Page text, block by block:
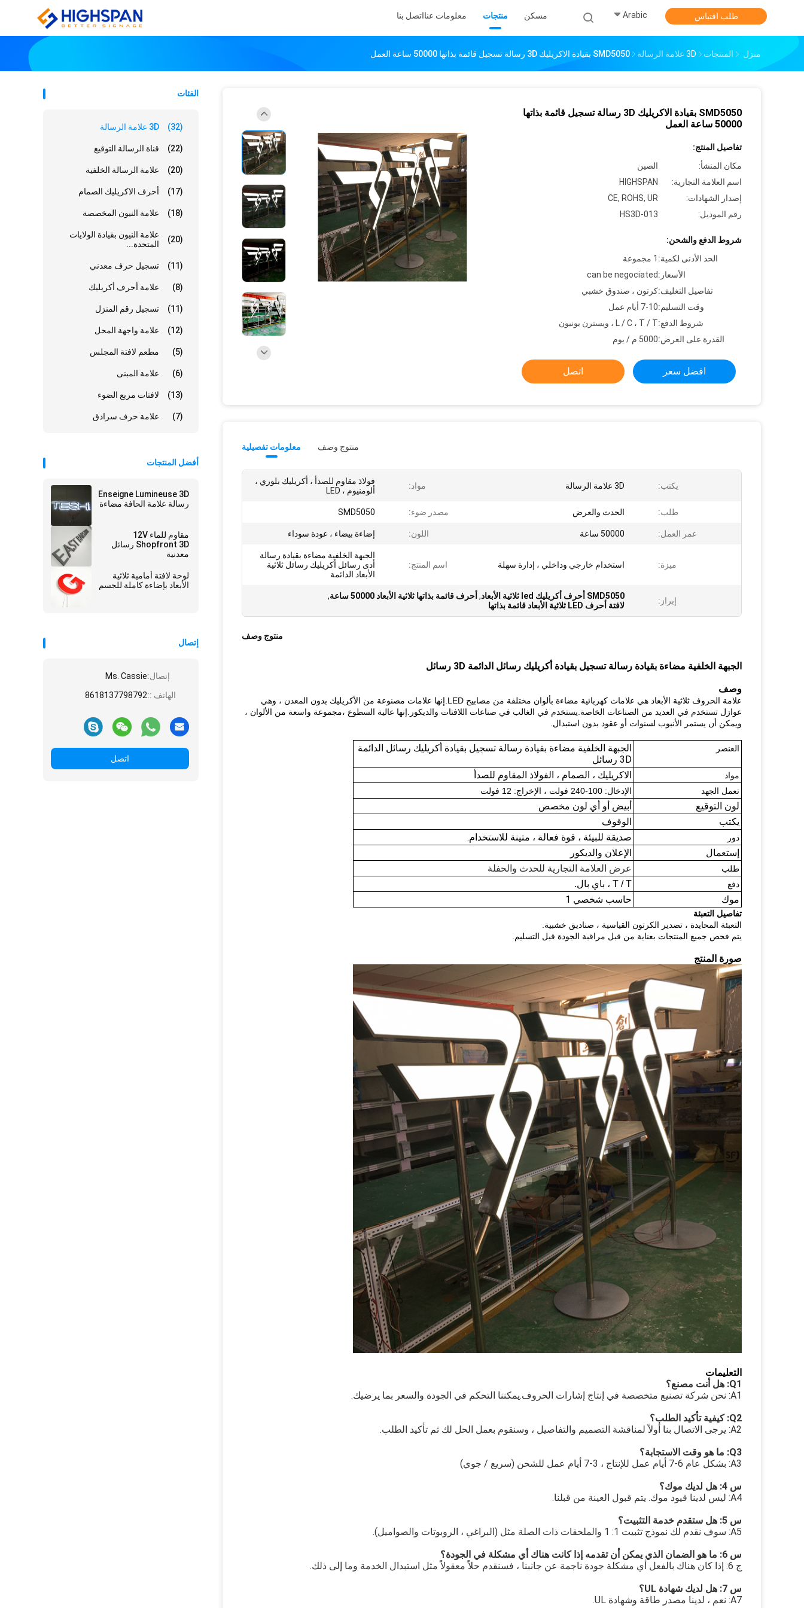
مسكن منتجات معلومات عنااتصل بنا Arabic طلب اقتباس
منزل المنتجات 3D علامة الرسالة SMD5050 بقيادة الاكريليك 3D رسالة تسجيل قائمة بذاتها 50000 ساعة العمل
الفئات
3D علامة الرسالة (32)
قناة الرسالة التوقيع (22)
علامة الرسالة الخلفية (20)
أحرف الاكريليك الصمام (17)
علامة النيون المخصصة (18)
علامة النيون بقيادة الولايات
المتحدة...
(20)
تسجيل حرف معدني (11)
علامة أحرف أكريليك (8)
تسجيل رقم المنزل (11)
علامة واجهة المحل (12)
مطعم لافتة المجلس (5)
علامة المبنى (6)
لافتات مربع الضوء (13)
علامة حرف سرادق (7)
أفضل المنتجات
Enseigne Lumineuse 3D
رسالة علامة الحافة مضاءة
مقاوم للماء 12V
Shopfront 3D رسائل
معدنية
لوحة لافتة أمامية ثلاثية
الأبعاد بإضاءة كاملة للجسم
إتصال
إتصال:Ms. Cassie
الهاتف ::8618137798792
اتصل
SMD5050 بقيادة الاكريليك 3D رسالة تسجيل قائمة بذاتها
50000 ساعة العمل
تفاصيل المنتج:
مكان المنشأ:
الصين
اسم العلامة التجارية:
HIGHSPAN
إصدار الشهادات:
CE, ROHS, UR
رقم الموديل:
HS3D-013
شروط الدفع والشحن:
الحد الأدنى لكمية: 1 مجموعة
الأسعار:can be negociated
تفاصيل التغليف:كرتون ، صندوق خشبي
وقت التسليم:7-10 أيام عمل
شروط الدفع:L / C ، T / T ، ويسترن يونيون
القدرة على العرض:5000 م / يوم
افضل سعر اتصل
معلومات تفصيلية منتوج وصف
يكتب: 3D علامة الرسالة مواد:
فولاذ مقاوم للصدأ ، أكريليك بلوري ،
ألومنيوم ، LED
طلب: الحدث والعرض مصدر ضوء: SMD5050
عمر العمل: 50000 ساعة اللون: إضاءة بيضاء ، عودة سوداء
ميزة: استخدام خارجي وداخلي ، إدارة سهلة اسم المنتج:
الجبهة الخلفية مضاءة بقيادة رسالة
أدى رسائل أكريليك رسائل ثلاثية
الأبعاد الدائمة
إبراز: SMD5050 أحرف أكريليك led ثلاثية الأبعاد , أحرف قائمة بذاتها ثلاثية الأبعاد 50000 ساعة
,
لافتة أحرف LED ثلاثية الأبعاد قائمة بذاتها
منتوج وصف
الجبهة الخلفية مضاءة بقيادة رسالة تسجيل بقيادة أكريليك رسائل الدائمة 3D رسائل
وصف
علامة الحروف ثلاثية الأبعاد هي علامات كهربائية مضاءة بألوان مختلفة من مصابيح LED.إنها علامات مصنوعة من الأكريليك بدون المعدن ، وهي
عوازل تستخدم في العديد من الصناعات الخاصة.يستخدم في الغالب في صناعات اللافتات والديكور.إنها عالية السطوع ،مجموعة واسعة من الألوان ،
ويمكن أن يستمر الأنبوب لسنوات أو عقود بدون استبدال.
العنصر
الجبهة الخلفية مضاءة بقيادة رسالة تسجيل بقيادة أكريليك رسائل الدائمة
3D رسائل
مواد الاكريليك ، الصمام ، الفولاذ المقاوم للصدأ
تعمل الجهد الإدخال: 100-240 فولت ، الإخراج: 12 فولت
لون التوقيع أبيض أو أي لون مخصص
يكتب الوقوف
دور صديقة للبيئة ، قوة فعالة ، متينة للاستخدام.
إستعمال الإعلان والديكور
طلب عرض العلامة التجارية للحدث والحفلة
دفع T / T ، باي بال.
موك حاسب شخصي 1
تفاصيل التعبئة
التعبئة المحايدة ، تصدير الكرتون القياسية ، صناديق خشبية.
يتم فحص جميع المنتجات بعناية من قبل مراقبة الجودة قبل التسليم.
صورة المنتج
التعليمات
Q1: هل أنت مصنع؟
A1: نحن شركة تصنيع متخصصة في إنتاج إشارات الحروف.يمكننا التحكم في الجودة والسعر بما يرضيك.
Q2: كيفية تأكيد الطلب؟
A2: يرجى الاتصال بنا أولاً لمناقشة التصميم والتفاصيل ، وسنقوم بعمل الحل لك ثم تأكيد الطلب.
Q3: ما هو وقت الاستجابة؟
A3: بشكل عام 6-7 أيام عمل للإنتاج ، 3-7 أيام عمل للشحن (سريع / جوي)
س 4: هل لديك موك؟
A4: ليس لدينا قيود موك. يتم قبول العينة من قبلنا.
س 5: هل ستقدم خدمة التثبيت؟
A5: سوف نقدم لك نموذج تثبيت 1: 1 والملحقات ذات الصلة مثل (البراغي ، الروبوتات والصواميل).
س 6: ما هو الضمان الذي يمكن أن تقدمه إذا كانت هناك أي مشكلة في الجودة؟
ج 6: إذا كان هناك بالفعل أي مشكلة جودة ناجمة عن جانبنا ، فسنقدم حلاً معقولاً مثل استبدال الخدمة وما إلى ذلك.
س 7: هل لديك شهادة UL؟
A7: نعم ، لدينا مصدر طاقة وشهادة UL.